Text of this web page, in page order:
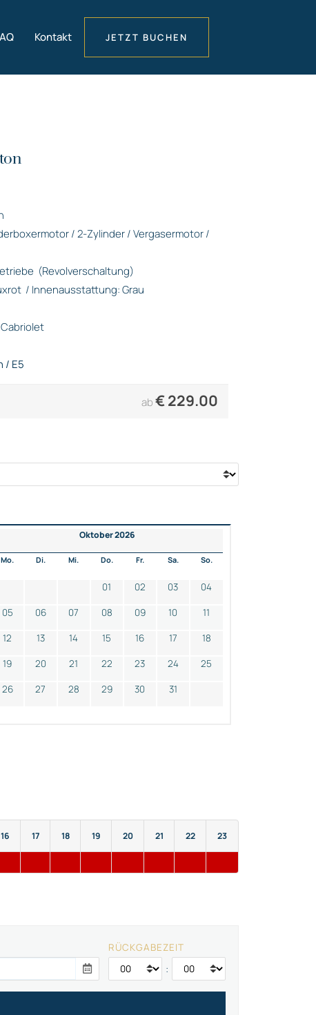
Kontakt JETZT BUCHEN
/ 2-Zylinder / Vergasermotor /
(Revolverschaltung)
/ Innenausstattung: Grau
/ E5
ab€229.00
Oktober 2026
Mo. Di. Mi. Do. Fr. Sa. So.
01 02 03 04
05 06 07 08 09 10 11
12 13 14 15 16 17 18
19 20 21 22 23 24 25
26 27 28 29 30 31
16 17 18 19 20 21 22 23
RÜCKGABEZEIT
: